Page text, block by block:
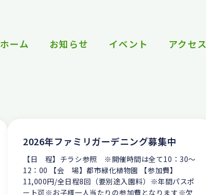
ホーム お知らせ イベント アクセス
2026年ファミリガーデニング募集中
【日 程】チラシ参照 ※開催時間は全て10：30～
12：00 【会 場】都市緑化植物園 【参加費】
11,000円/全日程8回（要別途入園料）※年間パスポ
ート可※お子様一人当たりの参加費となります※欠